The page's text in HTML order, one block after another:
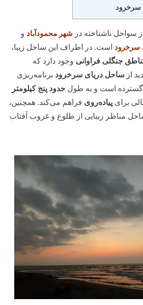
سواحل ناشناخته در شهر محمودآباد و
سرخرود است. در اطراف این ساحل زیبا،
جنگلی فراوانی وجود دارد که
از ساحل دریای سرخرود برنامه‌ریزی
گسترده است و به طول حدود پنج کیلومتر
برای پیاده‌روی فراهم می‌کند. همچنین،
مناظر زیبایی از طلوع و غروب آفتاب